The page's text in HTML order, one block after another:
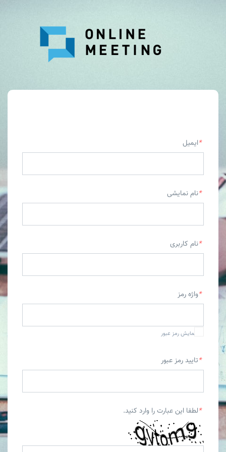
*ایمیل
*نام نمایشی
*نام کاربری
*واژه رمز
نمایش رمز عبور
*تایید رمز عبور
*لطفا این عبارت را وارد کنید.